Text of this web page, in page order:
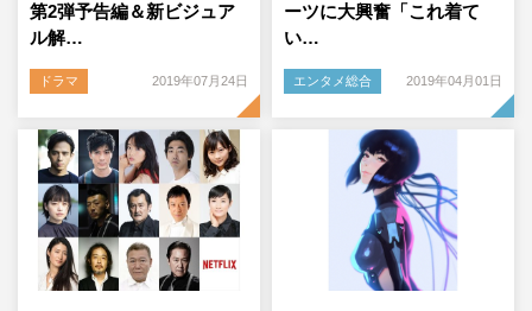
第2弾予告編＆新ビジュア
ル解…
ドラマ 2019年07月24日
ーツに大興奮「これ着て
い…
エンタメ総合 2019年04月01日